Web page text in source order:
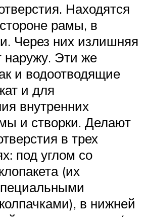
Находятся
рамы, в
Через них излишняя
наружу. Эти же
и водоотводящие
и для
внутренних
и створки. Делают
в трех
под углом со
(их
в нижней